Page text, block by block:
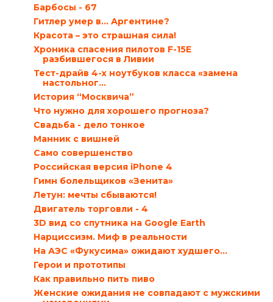
Барбосы - 67
Гитлер умер в… Аргентине?
Красота – это страшная сила!
Хроника спасения пилотов F-15E
разбившегося в Ливии
Тест-драйв 4-х ноутбуков класса «замена
настольног...
История “Москвича”
Что нужно для хорошего прогноза?
Свадьба - дело тонкое
Манник с вишней
Само совершенство
Российская версия iPhone 4
Гимн болельщиков «Зенита»
Летун: мечты сбываются!
Двигатель торговли - 4
3D вид со спутника на Google Earth
Нарциссизм. Миф в реальности
На АЭС «Фукусима» ожидают худшего…
Герои и прототипы
Как правильно пить пиво
Женские ожидания не совпадают с мужскими